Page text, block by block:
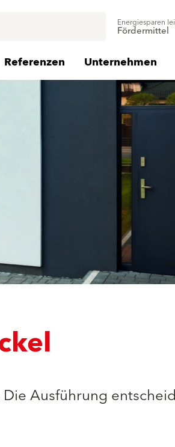
Energiesparen
Fördermittel
Referenzen Unternehmen
Ausführung